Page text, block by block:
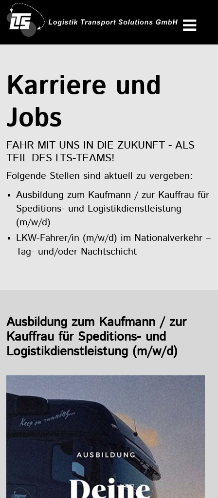
Karriere und
Jobs
FAHR MIT UNS IN DIE ZUKUNFT - ALS
TEIL DES LTS-TEAMS!
Folgende Stellen sind aktuell zu vergeben:
Ausbildung zum Kaufmann / zur Kauffrau für
Speditions- und Logistikdienstleistung
(m/w/d)
LKW-Fahrer/in (m/w/d) im Nationalverkehr –
Tag- und/oder Nachtschicht
Ausbildung zum Kaufmann / zur
Kauffrau für Speditions- und
Logistikdienstleistung (m/w/d)